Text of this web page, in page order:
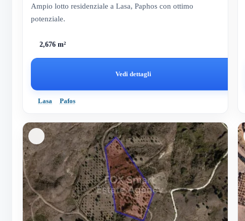
Ampio lotto residenziale a Lasa, Paphos con ottimo
potenziale.
2,676 m²
Vedi dettagli
Lasa Pafos